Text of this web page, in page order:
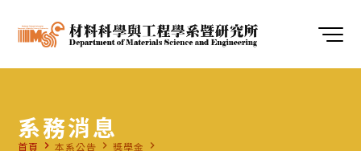
系務消息
首頁 navigate_next 本系公告 navigate_next 獎學金 navigate_next